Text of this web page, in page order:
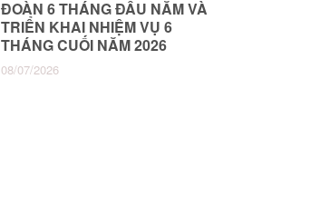
ĐOÀN 6 THÁNG ĐẦU NĂM VÀ
TRIỂN KHAI NHIỆM VỤ 6
THÁNG CUỐI NĂM 2026
08/07/2026